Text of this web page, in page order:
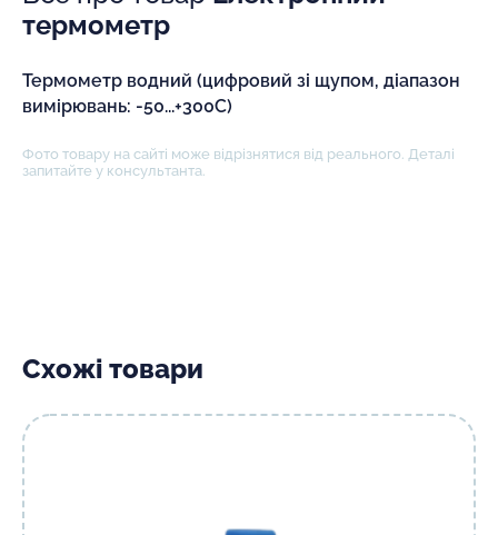
термометр
Термометр водний (цифровий зі щупом, діапазон
вимірювань: -50...+300C)
Фото товару на сайті може відрізнятися від реального. Деталі
запитайте у консультанта.
Схожі товари